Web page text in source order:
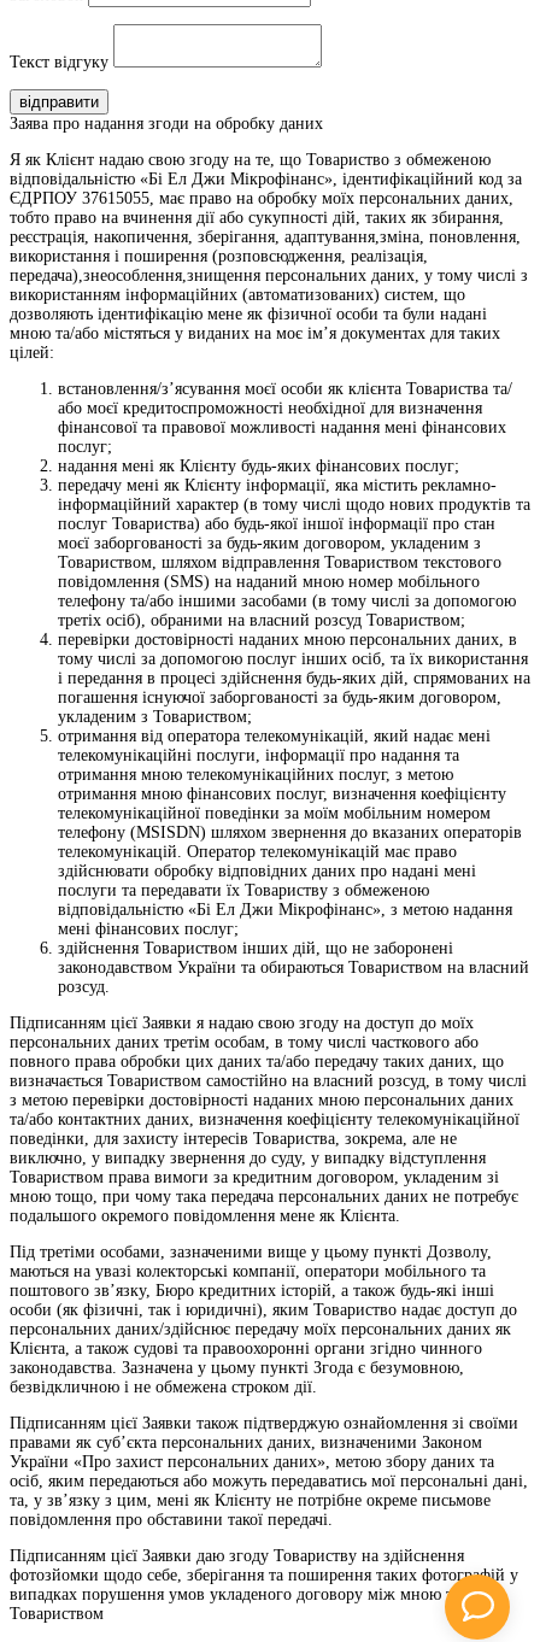
Текст відгуку
відправити
Заява про надання згоди на обробку даних
Я як Клієнт надаю свою згоду на те, що Товариство з обмеженою
відповідальністю «Бі Ел Джи Мікрофінанс», ідентифікаційний код за
ЄДРПОУ 37615055, має право на обробку моїх персональних даних,
тобто право на вчинення дії або сукупності дій, таких як збирання,
реєстрація, накопичення, зберігання, адаптування,зміна, поновлення,
використання і поширення (розповсюдження, реалізація,
передача),знеособлення,знищення персональних даних, у тому числі з
використанням інформаційних (автоматизованих) систем, що
дозволяють ідентифікацію мене як фізичної особи та були надані
мною та/або містяться у виданих на моє ім’я документах для таких
цілей:
встановлення/з’ясування моєї особи як клієнта Товариства та/
або моєї кредитоспроможності необхідної для визначення
фінансової та правової можливості надання мені фінансових
послуг;
надання мені як Клієнту будь-яких фінансових послуг;
передачу мені як Клієнту інформації, яка містить рекламно-
інформаційний характер (в тому числі щодо нових продуктів та
послуг Товариства) або будь-якої іншої інформації про стан
моєї заборгованості за будь-яким договором, укладеним з
Товариством, шляхом відправлення Товариством текстового
повідомлення (SMS) на наданий мною номер мобільного
телефону та/або іншими засобами (в тому числі за допомогою
третіх осіб), обраними на власний розсуд Товариством;
перевірки достовірності наданих мною персональних даних, в
тому числі за допомогою послуг інших осіб, та їх використання
і передання в процесі здійснення будь-яких дій, спрямованих на
погашення існуючої заборгованості за будь-яким договором,
укладеним з Товариством;
отримання від оператора телекомунікацій, який надає мені
телекомунікаційні послуги, інформації про надання та
отримання мною телекомунікаційних послуг, з метою
отримання мною фінансових послуг, визначення коефіцієнту
телекомунікаційної поведінки за моїм мобільним номером
телефону (MSISDN) шляхом звернення до вказаних операторів
телекомунікацій. Оператор телекомунікацій має право
здійснювати обробку відповідних даних про надані мені
послуги та передавати їх Товариству з обмеженою
відповідальністю «Бі Ел Джи Мікрофінанс», з метою надання
мені фінансових послуг;
здійснення Товариством інших дій, що не заборонені
законодавством України та обираються Товариством на власний
розсуд.
Підписанням цієї Заявки я надаю свою згоду на доступ до моїх
персональних даних третім особам, в тому числі часткового або
повного права обробки цих даних та/або передачу таких даних, що
визначається Товариством самостійно на власний розсуд, в тому числі
з метою перевірки достовірності наданих мною персональних даних
та/або контактних даних, визначення коефіцієнту телекомунікаційної
поведінки, для захисту інтересів Товариства, зокрема, але не
виключно, у випадку звернення до суду, у випадку відступлення
Товариством права вимоги за кредитним договором, укладеним зі
мною тощо, при чому така передача персональних даних не потребує
подальшого окремого повідомлення мене як Клієнта.
Під третіми особами, зазначеними вище у цьому пункті Дозволу,
маються на увазі колекторські компанії, оператори мобільного та
поштового зв’язку, Бюро кредитних історій, а також будь-які інші
особи (як фізичні, так і юридичні), яким Товариство надає доступ до
персональних даних/здійснює передачу моїх персональних даних як
Клієнта, а також судові та правоохоронні органи згідно чинного
законодавства. Зазначена у цьому пункті Згода є безумовною,
безвідкличною і не обмежена строком дії.
Підписанням цієї Заявки також підтверджую ознайомлення зі своїми
правами як суб’єкта персональних даних, визначеними Законом
України «Про захист персональних даних», метою збору даних та
осіб, яким передаються або можуть передаватись мої персональні дані,
та, у зв’язку з цим, мені як Клієнту не потрібне окреме письмове
повідомлення про обставини такої передачі.
Підписанням цієї Заявки даю згоду Товариству на здійснення
фотозйомки щодо себе, зберігання та поширення таких фотографій у
випадках порушення умов укладеного договору між мною та
Товариством